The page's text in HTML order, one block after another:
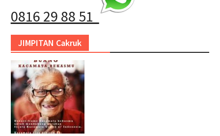
0816 29 88 51
JIMPITAN Cakruk